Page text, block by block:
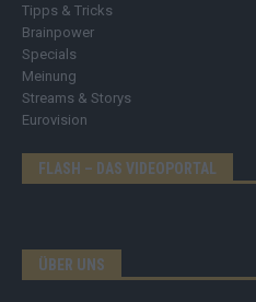
Tipps & Tricks
Brainpower
Specials
Meinung
Streams & Storys
Eurovision
FLASH – DAS VIDEOPORTAL
ÜBER UNS